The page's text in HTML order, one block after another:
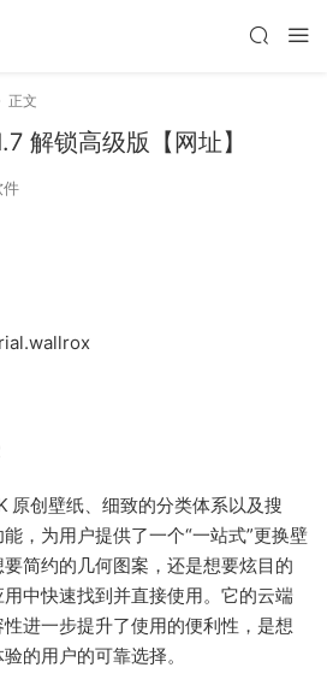
正文
解锁高级版【网址】
件
原创壁纸、细致的分类体系以及搜
，为用户提供了一个“一站式”更换壁
简约的几何图案，还是想要炫目的
中快速找到并直接使用。它的云端
进一步提升了使用的便利性，是想
的用户的可靠选择。